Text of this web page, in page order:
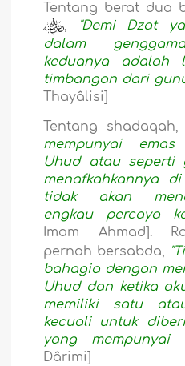
Tentang berat dua
,
"Demi Dzat
dalam
keduanya adalah
timbangan dari
Thayâlisi]
Tentang shadaqah,
mempunyai
Uhud atau seperti
menafkahkannya
tidak akan
engkau percaya
Imam Ahmad].
pernah bersabda,
bahagia dengan
Uhud dan ketika
memiliki satu
kecuali untuk
yang mempunyai
Dârimi]